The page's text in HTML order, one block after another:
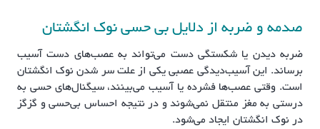
صدمه و ضربه از دلایل بی حسی نوک انگشتان
ضربه دیدن یا شکستگی دست می‌تواند به عصب‌های دست آسیب
برساند. این آسیب‌دیدگی عصبی یکی از علت سر شدن نوک انگشتان
است. وقتی عصب‌ها فشرده یا آسیب می‌بینند، سیگنال‌های حسی به
درستی به مغز منتقل نمی‌شوند و در نتیجه احساس بی‌حسی و گزگز
در نوک انگشتان ایجاد می‌شود.